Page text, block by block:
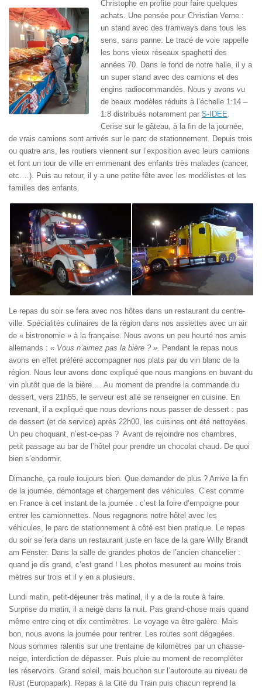
Christophe en profite pour faire quelques
achats. Une pensée pour Christian Verne :
un stand avec des tramways dans tous les
sens, sans panne. Le tracé de voie rappelle
les bons vieux réseaux spaghetti des
années 70. Dans le fond de notre halle, il y a
un super stand avec des camions et des
engins radiocommandés. Nous y avons vu
de beaux modèles réduits à l’échelle 1:14 –
1:8 distribués notamment par S-IDEE
Cerise sur le gâteau, à la fin de la journée,
de vrais camions sont arrivés sur le parc de stationnement. Depuis trois
ou quatre ans, les routiers viennent sur l’exposition avec leurs camions
et font un tour de ville en emmenant des enfants très malades (cancer,
etc.…). Puis au retour, il y a une petite fête avec les modélistes et les
familles des enfants.
Le repas du soir se fera avec nos hôtes dans un restaurant du centre-
ville. Spécialités culinaires de la région dans nos assiettes avec un air
de « bistronomie » à la française. Nous avons un peu heurté nos amis
allemands : « Vous n’aimez pas la bière ? ». Pendant le repas nous
avons en effet préféré accompagner nos plats par du vin blanc de la
région. Nous leur avons donc expliqué que nous mangions en buvant du
vin plutôt que de la bière…. Au moment de prendre la commande du
dessert, vers 21h55, le serveur est allé se renseigner en cuisine. En
revenant, il a expliqué que nous devrions nous passer de dessert : pas
de dessert (et de service) après 22h00, les cuisines ont été nettoyées.
Un peu choquant, n’est-ce-pas ? Avant de rejoindre nos chambres,
petit passage au bar de l’hôtel pour prendre un chocolat chaud. De quoi
bien s’endormir.
Dimanche, ça roule toujours bien. Que demander de plus ? Arrive la fin
de la journée, démontage et chargement des véhicules. C’est comme
en France à cet instant de la journée : c’est la foire d’empoigne pour
entrer les camionnettes. Nous regagnons notre hôtel avec les
véhicules, le parc de stationnement à côté est bien pratique. Le repas
du soir se fera dans un restaurant juste en face de la gare Willy Brandt
am Fenster. Dans la salle de grandes photos de l’ancien chancelier :
quand je dis grand, c’est grand ! Les photos mesurent au moins trois
mètres sur trois et il y en a plusieurs.
Lundi matin, petit-déjeuner très matinal, il y a de la route à faire.
Surprise du matin, il a neigé dans la nuit. Pas grand-chose mais quand
même entre cinq et dix centimètres. Le voyage va être galère. Mais
bon, nous avons la journée pour rentrer. Les routes sont dégagées.
Nous sommes ralentis sur une trentaine de kilomètres par un chasse-
neige, interdiction de dépasser. Puis pluie au moment de recompléter
les réservoirs. Grand soleil, mais bouchon sur l’autoroute au niveau de
Rust (Europapark). Repas à la Cité du Train puis chacun reprend la